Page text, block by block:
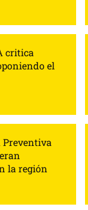
critica
el
Preventiva
la región